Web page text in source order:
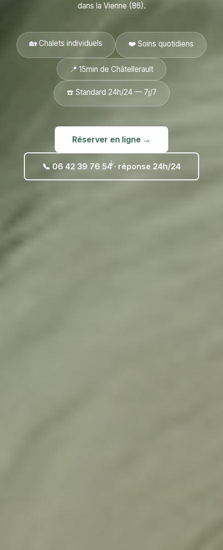
dans la Vienne (86).
🏡 Chalets individuels ❤️ Soins quotidiens
📍 15min de Châtellerault
☎️ Standard 24h/24 — 7j/7
Réserver en ligne →
📞 06 42 39 76 54 · réponse 24h/24
↓